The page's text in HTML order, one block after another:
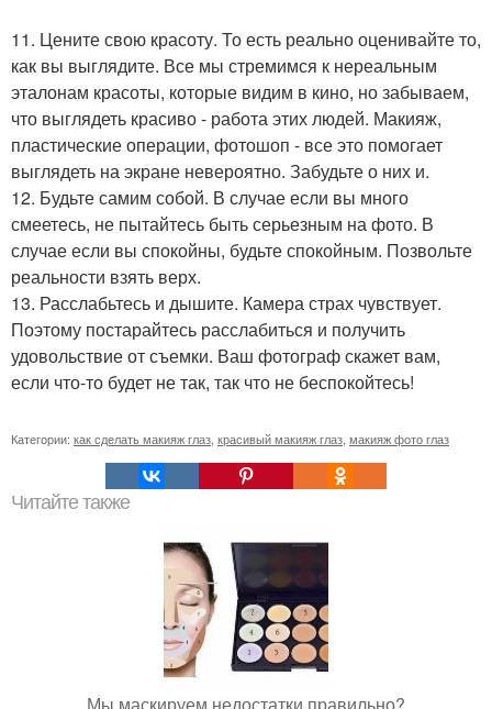
11. Цените свою красоту. То есть реально оценивайте то,
как вы выглядите. Все мы стремимся к нереальным
эталонам красоты, которые видим в кино, но забываем,
что выглядеть красиво - работа этих людей. Макияж,
пластические операции, фотошоп - все это помогает
выглядеть на экране невероятно. Забудьте о них и.
12. Будьте самим собой. В случае если вы много
смеетесь, не пытайтесь быть серьезным на фото. В
случае если вы спокойны, будьте спокойным. Позвольте
реальности взять верх.
13. Расслабьтесь и дышите. Камера страх чувствует.
Поэтому постарайтесь расслабиться и получить
удовольствие от съемки. Ваш фотограф скажет вам,
если что-то будет не так, так что не беспокойтесь!
Категории: как сделать макияж глаз красивый макияж глаз макияж фото глаз
Читайте также